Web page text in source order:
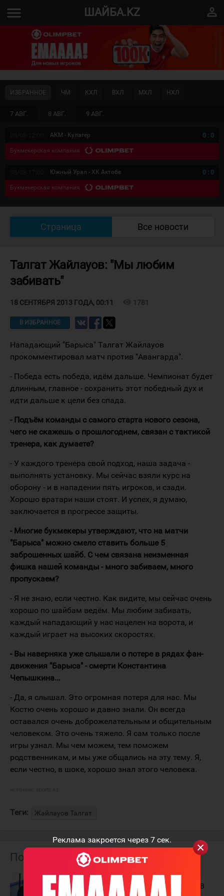
Реклама закроется через 7 сек.
menu ШАЙБА.KZ perm_identity
7 АВГ. 8 АВГ. 9 АВГ.
ИЗБРАННОЕ ЧМ КХЛ ВХЛ МХЛ НХЛ
АКМ - Кулагер 0 : 0
Букмекерская компания
Южный Урал - ХК Актобе 0 : 0
Букмекерская компания
Страница Все новости
Талгат Жайлауов: "Мы любим
забивать"
18 СЕНТЯБРЯ 2013 ГОДА, 00:11 1781
В ИЗБРАННОЕ
Нападающий "Барыса" Талгат Жайлауов
прокомментировал матч против "Авангарда".
- Победа есть победа, идём дальше. Чемпионат будет
длинным, главное - сохранить этот победный дух и
идти дальше к цели без спада.
- Подъём команды с самого старта нового сезона,
чего не скажешь о прошлогоднем, связан с тактикой
тренера, как думаете?
- У каждого тренера свой подход, наша задача -
выполнять установку. Мы сейчас взяли курс на
оборону - и в нападении пять игроков, и сзади.
Хорошо вратари наши стоят. И успех, я думаю,
заключается в прогрессе защиты.
- Многие букмекеры утверждают, что на матчи
"Барыса" можно смело ставить больше 5
заброшенных шайб. С чем связана неизменная
фишка нашей команды - много забиваем, много
пропускаем?
- Я не знаю, если честно. Как видите, мы сейчас очень
хорошо по шайбам ведём. Мы любим забивать,
каждый нападающий у нас нацелен на ворота, и
каждый играет на высоких скоростях.
- Вы наверняка уже слышали о потере в рядах фан-
движения "Барыса" - смерти Константина
Чепышкина...
- Да, я слышал. Это огромная потеря для нас. Мы
Костю очень хорошо и давно знали. Он всегда
оставался очень доброжелательным и общительным
человеком. Это очень тяжело. Я сам только после
игры узнал. Мы чем можем, тем поможем
родственникам, и мы уже общались на эту тему. Я,
если честно, в шоке, хорошо знал этого человека.
Теги: Жайлауов Талгат
Похожие материалы
Талгат
Жайлауов:
Талгат
Жайлауов: "В